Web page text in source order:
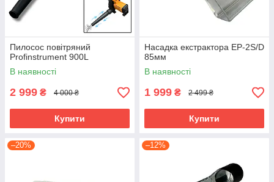
Пилосос повітряний
Profinstrument 900L
В наявності
2 999 ₴ 4 000 ₴
Купити
Насадка екстрактора EP-2S/D
85мм
В наявності
1 999 ₴ 2 499 ₴
Купити
–20% –12%